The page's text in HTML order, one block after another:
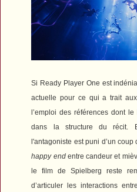
Si Ready Player One est
actuelle pour ce qui a trait
l’emploi des références dont
dans la structure du récit.
l'antagoniste est puni d’un
happy endentre candeur et
le film de Spielberg reste
d’articuler les interactions